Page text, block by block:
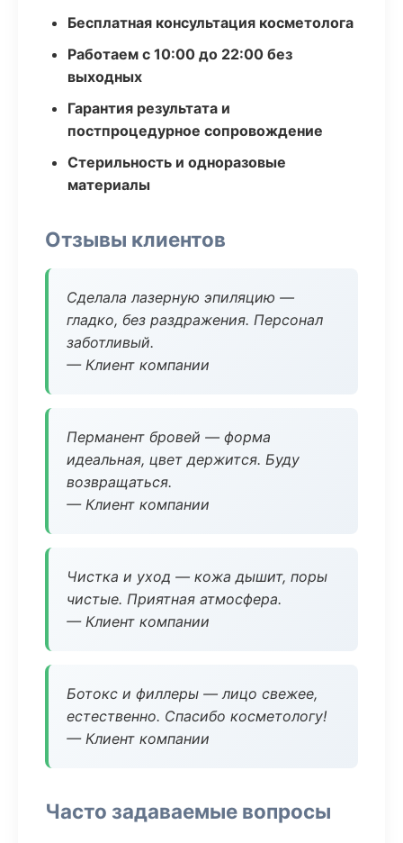
Бесплатная консультация косметолога
Работаем с 10:00 до 22:00 без
выходных
Гарантия результата и
постпроцедурное сопровождение
Стерильность и одноразовые
материалы
Отзывы клиентов
Сделала лазерную эпиляцию —
гладко, без раздражения. Персонал
заботливый.
— Клиент компании
Перманент бровей — форма
идеальная, цвет держится. Буду
возвращаться.
— Клиент компании
Чистка и уход — кожа дышит, поры
чистые. Приятная атмосфера.
— Клиент компании
Ботокс и филлеры — лицо свежее,
естественно. Спасибо косметологу!
— Клиент компании
Часто задаваемые вопросы